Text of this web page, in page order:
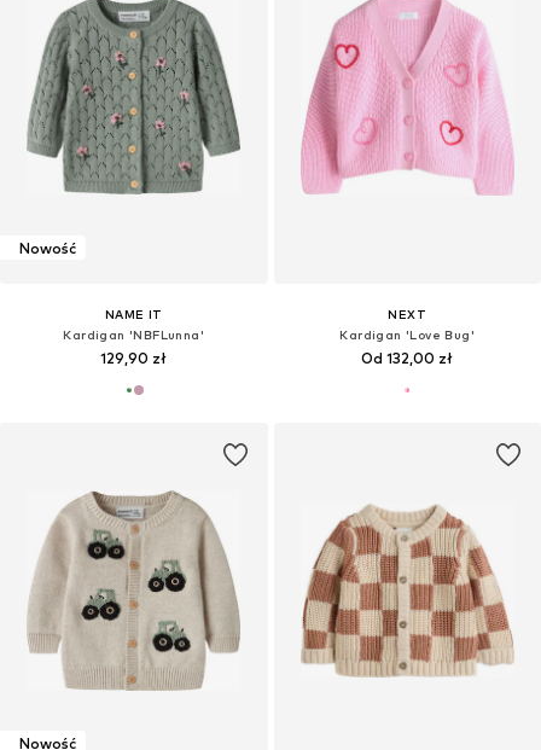
Nowość
NAME IT
Kardigan 'NBFLunna'
129,90 zł
NEXT
Kardigan 'Love Bug'
Od 132,00 zł
Nowość